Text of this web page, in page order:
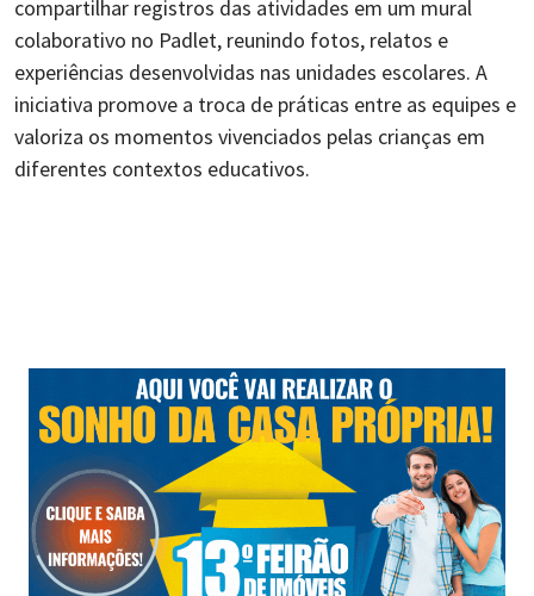
compartilhar registros das atividades em um mural
colaborativo no Padlet, reunindo fotos, relatos e
experiências desenvolvidas nas unidades escolares. A
iniciativa promove a troca de práticas entre as equipes e
valoriza os momentos vivenciados pelas crianças em
diferentes contextos educativos.